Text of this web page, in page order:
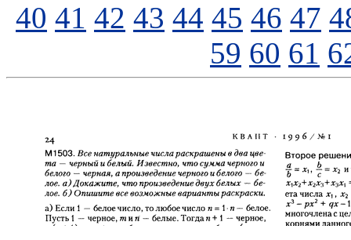
40 41 42 43 44 45 46 47
59 60 61